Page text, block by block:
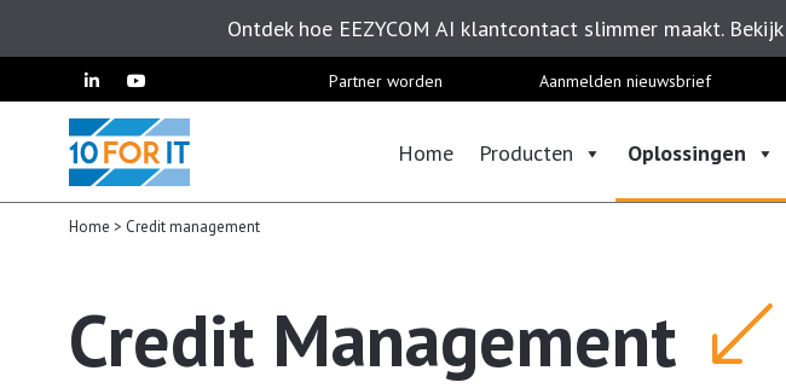
Ontdek hoe EEZYCOM AI klantcontact slimmer maakt.
to
Partner worden Aanmelden nieuwsbrief
Home Producten Oplossingen
Home > Credit management
Credit Management